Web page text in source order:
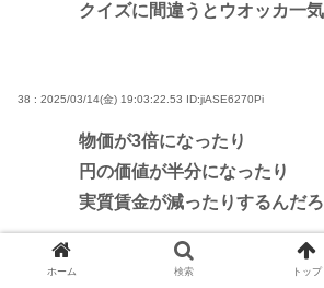
クイズに間違うとウオッカ一
38 : 2025/03/14(金) 19:03:22.53 ID:jiASE6270Pi
物価が3倍になったり
円の価値が半分になったり
実質賃金が減ったりするんだろ
ホーム 検索 トップ